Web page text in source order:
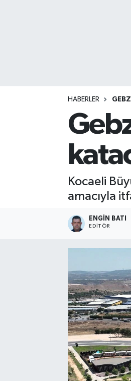
HABERLER
Kocaeli
amacıyla
ENGIN BATI
EDITÖR